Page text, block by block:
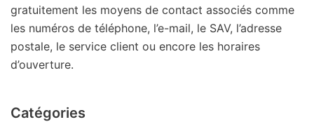
gratuitement les moyens de contact associés comme
les numéros de téléphone, l’e-mail, le SAV, l’adresse
postale, le service client ou encore les horaires
d’ouverture.
Catégories